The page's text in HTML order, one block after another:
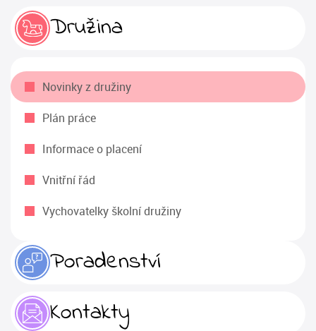
Družina
Novinky z družiny
Plán práce
Informace o placení
Vnitřní řád
Vychovatelky školní družiny
Poradenství
Kontakty